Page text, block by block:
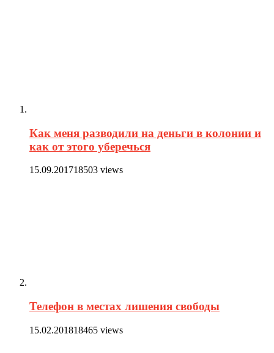
Как меня разводили на деньги в колонии и
как от этого уберечься
15.09.201718503 views
Телефон в местах лишения свободы
15.02.201818465 views